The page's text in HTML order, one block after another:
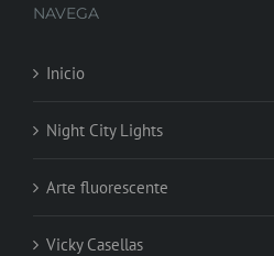
NAVEGA
Inicio
Night City Lights
Arte fluorescente
Vicky Casellas